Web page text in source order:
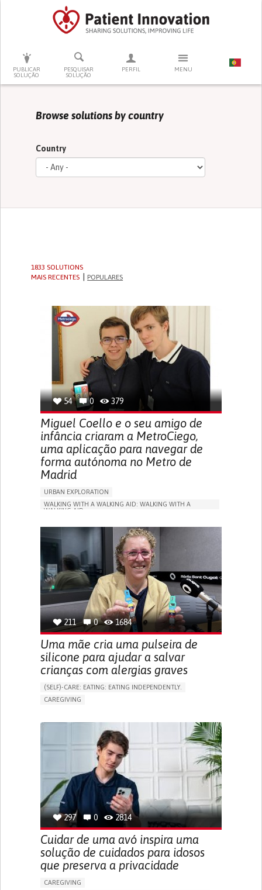
PUBLICAR
SOLUÇÃO
PESQUISAR
SOLUÇÃO
PERFIL MENU
PRESSIONE ENTER PARA PESQUISAR
Browse solutions by country
Country
1833 SOLUTIONS
MAIS RECENTES
POPULARES
54 0 379
Miguel Coello e o seu amigo de
infância criaram a MetroCiego,
uma aplicação para navegar de
forma autónoma no Metro de
Madrid
URBAN EXPLORATION
WALKING WITH A WALKING AID: WALKING WITH A
WALKING AID
APP (INCLUDING WHEN CONNECTED WITH WEARABLE)
ONLINE SERVICE
SOCIAL WITHDRAWAL OR ISOLATION
VISION PROBLEMS
PROMOTING INCLUSIVITY AND SOCIAL INTEGRATION
OPHTHALMOLOGY
SPAIN
211 0 1684
Uma mãe cria uma pulseira de
silicone para ajudar a salvar
crianças com alergias graves
(SELF)-CARE: EATING: EATING INDEPENDENTLY.
CAREGIVING
BODY-WORN SOLUTIONS (CLOTHING, ACCESSORIES,
SHOES, SENSORS...)
ALLEVIATING ALLERGIES
PREVENTING (VACCINATION, PROTECTION, FALLS,
RESEARCH/MAPPING)
CAREGIVING SUPPORT
IMMUNO-ALLERGOLOGY
SPAIN
297 0 2814
Cuidar de uma avó inspira uma
solução de cuidados para idosos
que preserva a privacidade
CAREGIVING